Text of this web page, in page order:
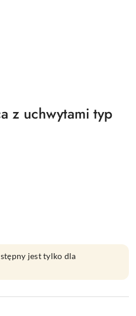
z uchwytami typ
jest tylko dla